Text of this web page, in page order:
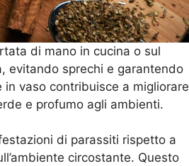
di mano in cucina o sul
evitando sprechi e garantendo
vaso contribuisce a migliorare
e profumo agli ambienti.
di parassiti rispetto a
circostante. Questo